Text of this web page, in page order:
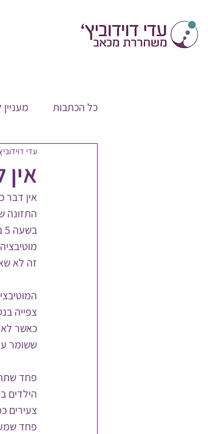
כל הכתבות
אין
עדי
אין דבר
התזונה
זה לא
צפייה
כאשר
ששומר
הילדים
צעירים
פחד